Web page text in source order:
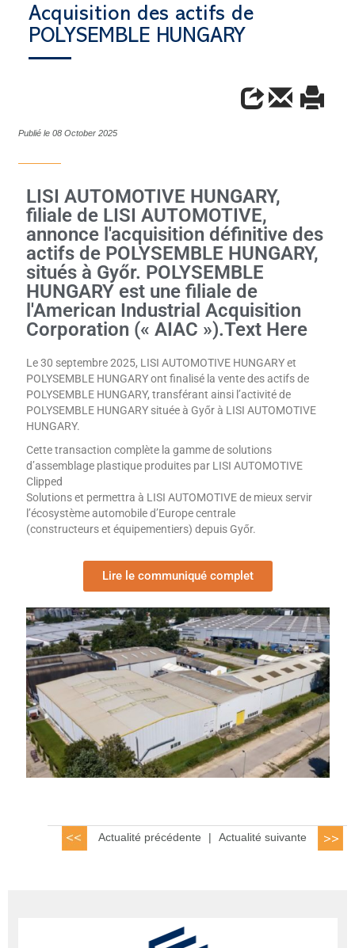
Acquisition des actifs de
POLYSEMBLE HUNGARY
Publié le 08 October 2025
LISI AUTOMOTIVE HUNGARY,
filiale de LISI AUTOMOTIVE,
annonce l'acquisition définitive des
actifs de POLYSEMBLE HUNGARY,
situés à Győr. POLYSEMBLE
HUNGARY est une filiale de
l'American Industrial Acquisition
Corporation (« AIAC »).Text Here
Le 30 septembre 2025, LISI AUTOMOTIVE HUNGARY et
POLYSEMBLE HUNGARY ont finalisé la vente des actifs de
POLYSEMBLE HUNGARY, transférant ainsi l’activité de
POLYSEMBLE HUNGARY située à Győr à LISI AUTOMOTIVE
HUNGARY.
Cette transaction complète la gamme de solutions
d’assemblage plastique produites par LISI AUTOMOTIVE
Clipped
Solutions et permettra à LISI AUTOMOTIVE de mieux servir
l’écosystème automobile d’Europe centrale
(constructeurs et équipementiers) depuis Győr.
Lire le communiqué complet
Actualité précédente | Actualité suivante